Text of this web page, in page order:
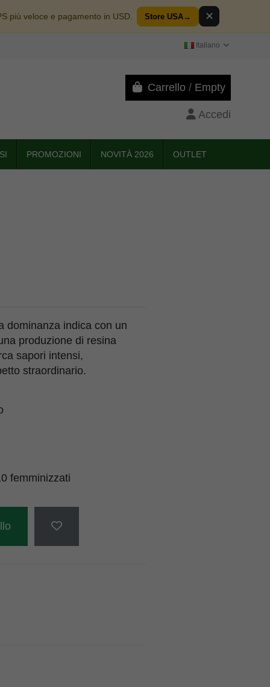
più veloce e pagamento in USD. Store USA→ ✕
Italiano
Carrello / Empty
Accedi
PROMOZIONI NOVITÀ 2026 OUTLET
dominanza indica con un
produzione di resina
sapori intensi,
straordinario.
femminizzati